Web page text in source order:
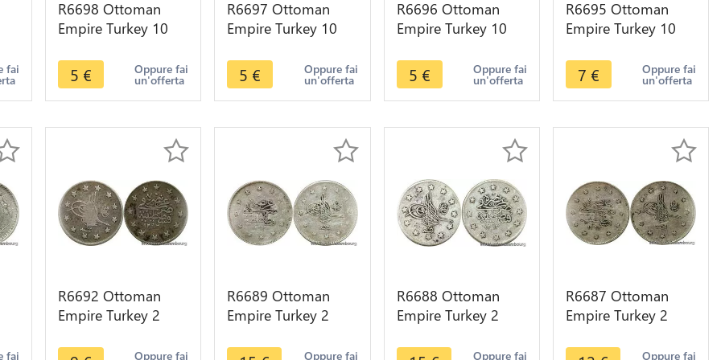
fai
R6698 Ottoman
Empire Turkey 10
Reshat AH 1327 /2
1910 -> M offer
5 € Oppure fai
un'offerta
R6697 Ottoman
Empire Turkey 10
Reshat AH 1327 /2
1910 -> M offer
5 € Oppure fai
un'offerta
R6696 Ottoman
Empire Turkey 10
Reshat AH 1327 /4
1912 -> M offer
5 € Oppure fai
un'offerta
R6695 Ottoman
Empire Turkey 10
El Ghazi AH 1327 /8
1916 -->Offer
7 € Oppure fai
un'offerta
fai
R6692 Ottoman
Empire Turkey 2
Hamid II AH 1293
Oppure fai
R6689 Ottoman
Empire Turkey 2
Hamid II AH 1293
Oppure fai
R6688 Ottoman
Empire Turkey 2
Hamid II AH 1293
Oppure fai
R6687 Ottoman
Empire Turkey 2
Hamid II AH 1293
Oppure fai